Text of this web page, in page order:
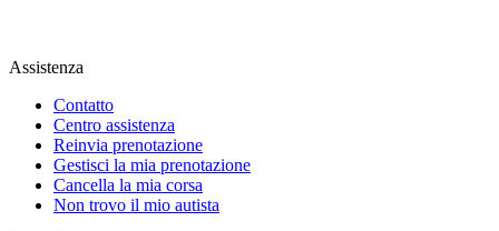
Assistenza
Contatto
Centro assistenza
Reinvia prenotazione
Gestisci la mia prenotazione
Cancella la mia corsa
Non trovo il mio autista